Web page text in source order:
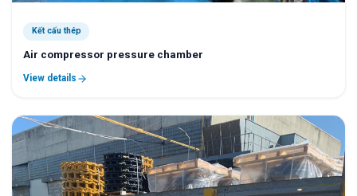
Kết cấu thép
Air compressor pressure chamber
View details